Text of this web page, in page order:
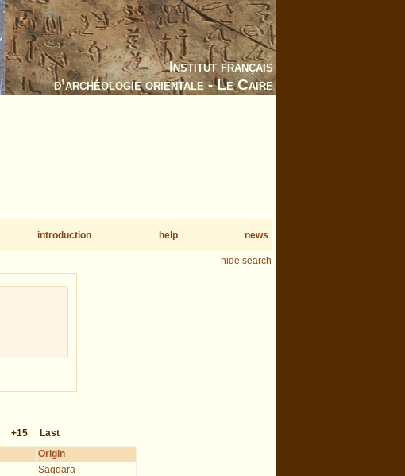
Institut français
d’archéologie orientale - Le Caire
introduction help news
hide search
+15
Last
Origin
Saqqara